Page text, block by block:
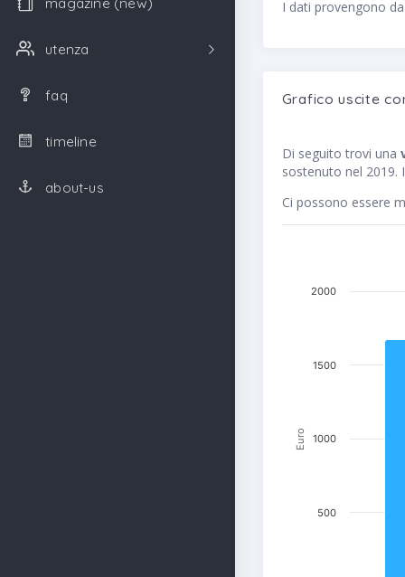
utenza
faq
timeline
about-us
I dati provengono
Grafico uscite
Di seguito trovi una
sostenuto nel 2019.
Ci possono essere
Euro
500
1000
1500
2000